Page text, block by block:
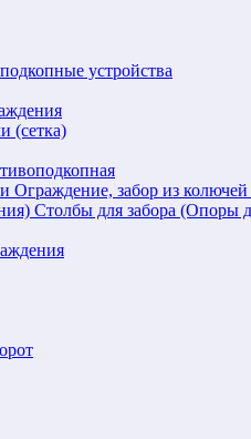
устройства
(сетка)
Ограждение, забор из
Столбы для забора (Опоры